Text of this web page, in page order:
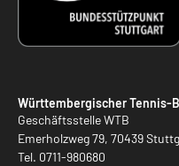
Württembergischer Tennis-
Geschäftsstelle WTB
Emerholzweg 79, 70439
Tel. 0711-980680